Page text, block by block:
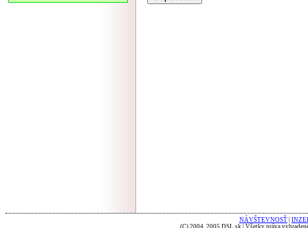
NÁVŠTEVNOSŤ
(C) 2004, 2005 DSL.sk | Všetky práva